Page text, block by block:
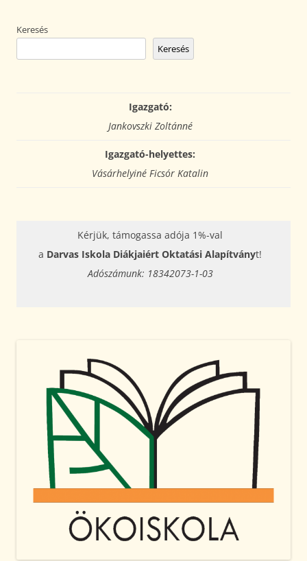
Keresés
Keresés
Igazgató:
Jankovszki Zoltánné
Igazgató-helyettes:
Vásárhelyiné Ficsór Katalin
Kérjük, támogassa adója 1%-val
a Darvas Iskola Diákjaiért Oktatási Alapítványt!
Adószámunk: 18342073-1-03